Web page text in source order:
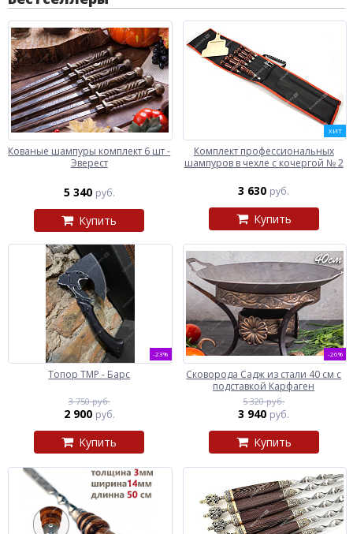
Кованые шампуры комплект 6 шт -
Эверест
5 340 руб.
Купить
ХИТ
Комплект профессиональных
шампуров в чехле с кочергой № 2
3 630 руб.
Купить
-23%
Топор ТМР - Барс
3 750 руб.
2 900 руб.
Купить
-26%
Сковорода Садж из стали 40 см с
подставкой Карфаген
5 320 руб.
3 940 руб.
Купить